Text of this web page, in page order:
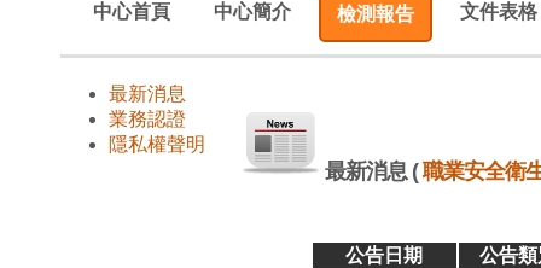
中心首頁 中心簡介 檢測報告 文件表格
最新消息
業務認證
隱私權聲明
最新消息 (職業安全衛
公告日期
公告